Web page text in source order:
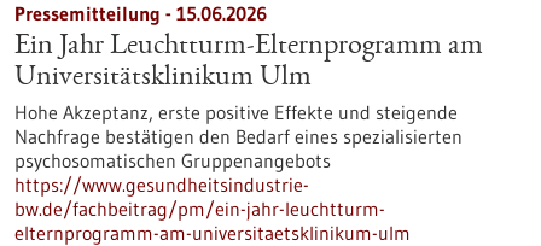
Pressemitteilung - 15.06.2026
Ein Jahr Leuchtturm-​Elternprogramm am
Universitätsklinikum Ulm
Hohe Akzeptanz, erste positive Effekte und steigende
Nachfrage bestätigen den Bedarf eines spezialisierten
psychosomatischen Gruppenangebots
https://www.gesundheitsindustrie-
bw.de/fachbeitrag/pm/ein-jahr-leuchtturm-
elternprogramm-am-universitaetsklinikum-ulm